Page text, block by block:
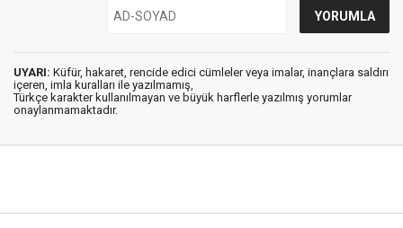
UYARI: Küfür, hakaret, rencide edici cümleler veya imalar, inançlara saldırı
içeren, imla kuralları ile yazılmamış,
Türkçe karakter kullanılmayan ve büyük harflerle yazılmış yorumlar
onaylanmamaktadır.